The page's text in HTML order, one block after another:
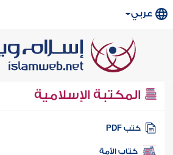
عربي
المكتبة الإسلامية
كتب PDF